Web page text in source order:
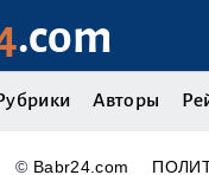
.com
Авторы
© Babr24.com